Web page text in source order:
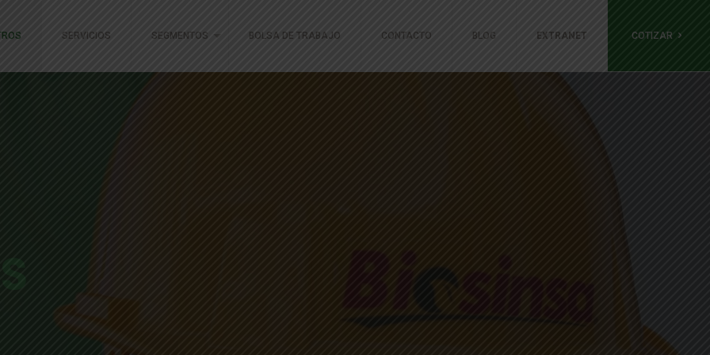
SERVICIOS SEGMENTOS BOLSA DE TRABAJO CONTACTO BLOG EXTRANET COTIZAR